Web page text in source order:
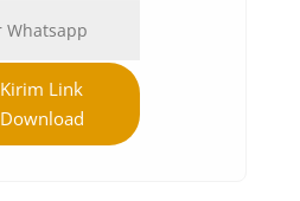
Kirim Link
Download